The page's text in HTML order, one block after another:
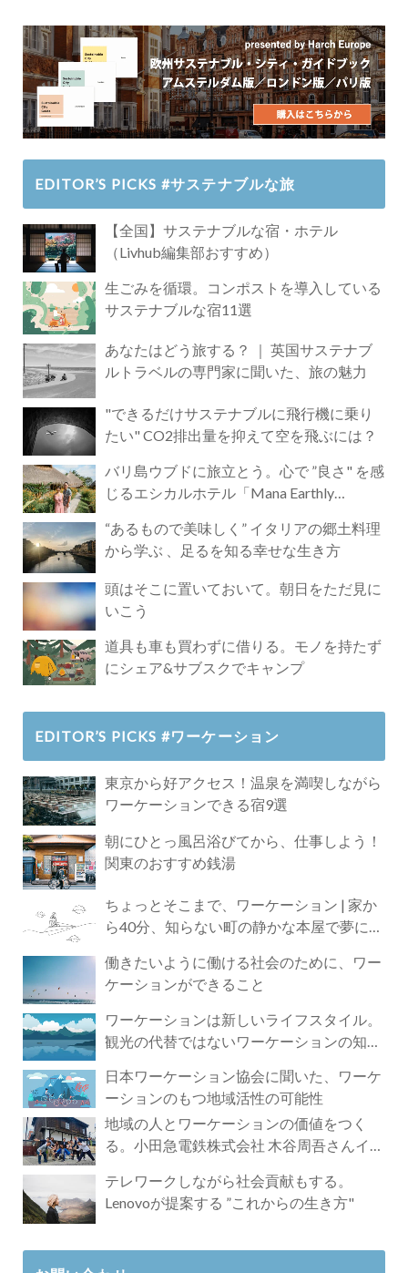
EDITOR’S PICKS #サステナブルな旅
【全国】サステナブルな宿・ホテル
（Livhub編集部おすすめ）
生ごみを循環。コンポストを導入している
サステナブルな宿11選
あなたはどう旅する？ ｜ 英国サステナブ
ルトラベルの専門家に聞いた、旅の魅力
"できるだけサステナブルに飛行機に乗り
たい" CO2排出量を抑えて空を飛ぶには？
バリ島ウブドに旅立とう。心で ”良さ" を感
じるエシカルホテル「Mana Earthly
“あるもので美味しく” イタリアの郷土料理
から学ぶ 、足るを知る幸せな生き方
頭はそこに置いておいて。朝日をただ見に
いこう
道具も車も買わずに借りる。モノを持たず
にシェア&サブスクでキャンプ
EDITOR’S PICKS #ワーケーション
東京から好アクセス！温泉を満喫しながら
ワーケーションできる宿9選
朝にひとっ風呂浴びてから、仕事しよう！
関東のおすすめ銭湯
ちょっとそこまで、ワーケーション | 家か
ら40分、知らない町の静かな本屋で夢に近
働きたいように働ける社会のために、ワー
ケーションができること
ワーケーションは新しいライフスタイル。
観光の代替ではないワーケーションの知ら
日本ワーケーション協会に聞いた、ワーケ
ーションのもつ地域活性の可能性
地域の人とワーケーションの価値をつく
る。小田急電鉄株式会社 木谷周吾さんイン
テレワークしながら社会貢献もする。
Lenovoが提案する ”これからの生き方"